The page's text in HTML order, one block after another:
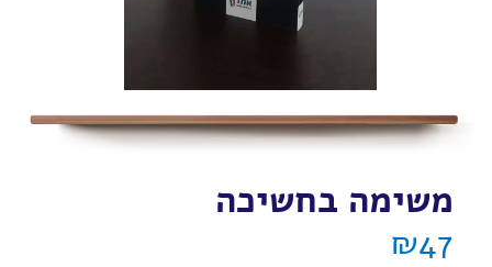
משימה בחשיכה
₪47